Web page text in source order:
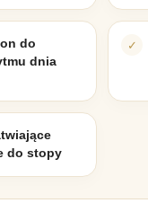
do
dnia
do stopy